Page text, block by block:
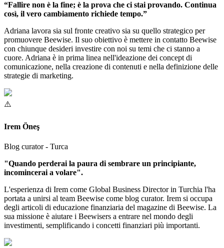
“Fallire non è la fine; è la prova che ci stai provando. Continua
così, il vero cambiamento richiede tempo.”
Adriana lavora sia sul fronte creativo sia su quello strategico per
promuovere Beewise. Il suo obiettivo è mettere in contatto Beewise
con chiunque desideri investire con noi su temi che ci stanno a
cuore. Adriana è in prima linea nell'ideazione dei concept di
comunicazione, nella creazione di contenuti e nella definizione delle
strategie di marketing.
Irem Öneş
Blog curator - Turca
"Quando perderai la paura di sembrare un principiante,
incomincerai a volare".
L'esperienza di Irem come Global Business Director in Turchia l'ha
portata a unirsi al team Beewise come blog curator. Irem si occupa
degli articoli di educazione finanziaria del magazine di Beewise. La
sua missione è aiutare i Beewisers a entrare nel mondo degli
investimenti, semplificando i concetti finanziari più importanti.